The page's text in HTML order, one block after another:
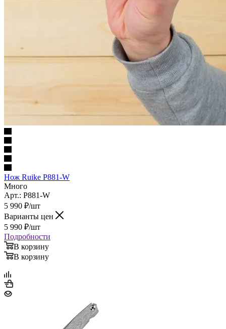
Нож Ruike P881-W
Много
Арт.: P881-W
5 990 ₽/шт
Варианты цен
5 990 ₽/шт
Подробности
В корзину
В корзину